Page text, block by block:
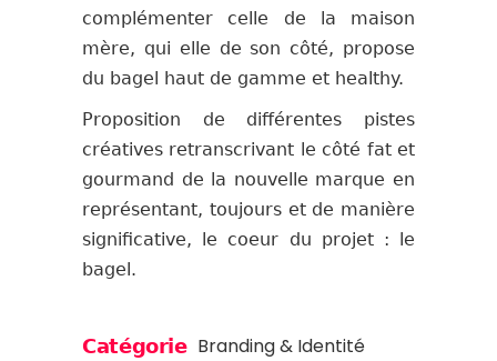
complémenter celle de la maison
mère, qui elle de son côté, propose
du bagel haut de gamme et healthy.
Proposition de différentes pistes
créatives retranscrivant le côté fat et
gourmand de la nouvelle marque en
représentant, toujours et de manière
significative, le coeur du projet : le
bagel.
Catégorie Branding & Identité